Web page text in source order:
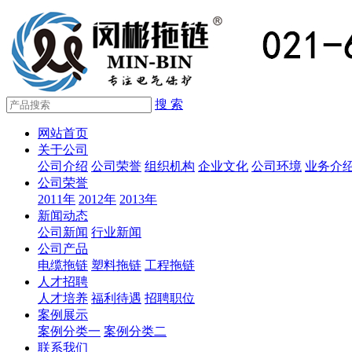
搜 索
网站首页
关于公司
公司介绍 公司荣誉 组织机构 企业文化 公司环境 业务介
公司荣誉
2011年 2012年 2013年
新闻动态
公司新闻 行业新闻
公司产品
电缆拖链 塑料拖链 工程拖链
人才招聘
人才培养 福利待遇 招聘职位
案例展示
案例分类一 案例分类二
联系我们